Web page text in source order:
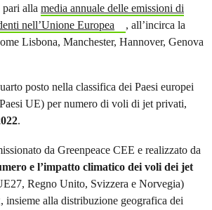
pari alla media annuale delle emissioni di
nell’Unione Europea
, all’incirca la
Lisbona, Manchester, Hannover, Genova
posto nella classifica dei Paesi europei
UE) per numero di voli di jet privati,
.
da Greenpeace CEE e realizzato da
e l’impatto climatico dei voli dei jet
Regno Unito, Svizzera e Norvegia)
insieme alla distribuzione geografica dei